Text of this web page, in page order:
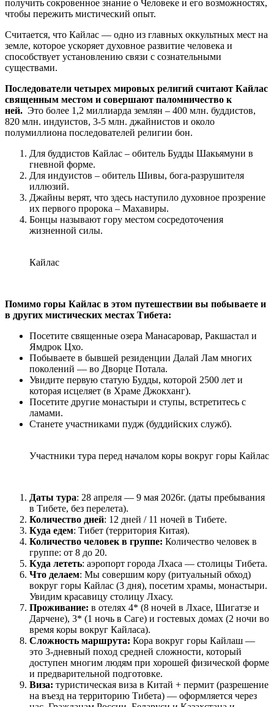
получить сокровенное знание о Человеке и его возможностях,
чтобы пережить мистический опыт.
Считается, что Кайлас — одно из главных оккультных мест на
земле, которое ускоряет духовное развитие человека и
способствует установлению связи с сознательными
существами.
Последователи четырех мировых религий считают Кайлас
священным местом и совершают паломничество к
ней. Это более 1,2 миллиарда землян – 400 млн. буддистов,
820 млн. индуистов, 3-5 млн. джайнистов и около
полумиллиона последователей религии бон.
Для буддистов Кайлас – обитель Будды Шакьямуни в
гневной форме.
Для индуистов – обитель Шивы, бога-разрушителя
иллюзий.
Джайны верят, что здесь наступило духовное прозрение
их первого пророка – Махавиры.
Бонцы называют гору местом сосредоточения
жизненной силы.
Кайлас
Помимо горы Кайлас в этом путешествии вы побываете и
в других мистических местах Тибета:
Посетите священные озера Манасаровар, Ракшастал и
Ямдрок Цхо.
Побываете в бывшей резиденции Далай Лам многих
поколений — во Дворце Потала.
Увидите первую статую Будды, которой 2500 лет и
которая исцеляет (в Храме Джокханг).
Посетите другие монастыри и ступы, встретитесь с
ламами.
Станете участниками пудж (буддийских служб).
Участники тура перед началом коры вокруг горы Кайлас
Даты тура: 28 апреля — 9 мая 2026г. (даты пребывания
в Тибете, без перелета).
Количество дней: 12 дней / 11 ночей в Тибете.
Куда едем: Тибет (территория Китая).
Количество человек в группе: Количество человек в
группе: от 8 до 20.
Куда лететь: аэропорт города Лхаса — столицы Тибета.
Что делаем: Мы совершим кору (ритуальный обход)
вокруг горы Кайлас (3 дня), посетим храмы, монастыри.
Увидим красавицу столицу Лхасу.
Проживание: в отелях 4* (8 ночей в Лхасе, Шигатзе и
Дарчене), 3* (1 ночь в Саге) и гостевых домах (2 ночи во
время коры вокруг Кайласа).
Сложность маршрута: Кора вокруг горы Кайлаш —
это 3-дневный поход средней сложности, который
доступен многим людям при хорошей физической форме
и предварительной подготовке.
Виза: туристическая виза в Китай + пермит (разрешение
на въезд на территорию Тибета) — оформляется через